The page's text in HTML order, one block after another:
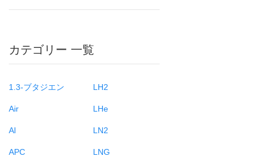
カテゴリー 一覧
1.3-ブタジエン
Air
Al
APC
LH2
LHe
LN2
LNG